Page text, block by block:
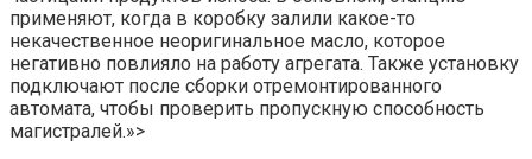
применяют, когда в коробку залили какое-то
некачественное неоригинальное масло, которое
негативно повлияло на работу агрегата. Также установку
подключают после сборки отремонтированного
автомата, чтобы проверить пропускную способность
магистралей.»>